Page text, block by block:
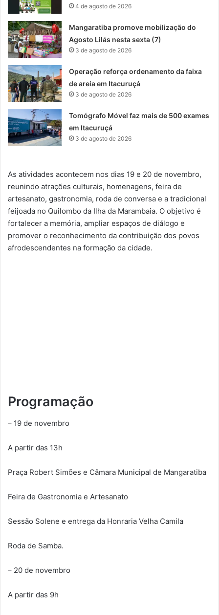
4 de agosto de 2026
Mangaratiba promove mobilização do
Agosto Lilás nesta sexta (7)
3 de agosto de 2026
Operação reforça ordenamento da faixa
de areia em Itacuruçá
3 de agosto de 2026
Tomógrafo Móvel faz mais de 500 exames
em Itacuruçá
3 de agosto de 2026
As atividades acontecem nos dias 19 e 20 de novembro,
reunindo atrações culturais, homenagens, feira de
artesanato, gastronomia, roda de conversa e a tradicional
feijoada no Quilombo da Ilha da Marambaia. O objetivo é
fortalecer a memória, ampliar espaços de diálogo e
promover o reconhecimento da contribuição dos povos
afrodescendentes na formação da cidade.
Programação
– 19 de novembro
A partir das 13h
Praça Robert Simões e Câmara Municipal de Mangaratiba
Feira de Gastronomia e Artesanato
Sessão Solene e entrega da Honraria Velha Camila
Roda de Samba.
– 20 de novembro
A partir das 9h